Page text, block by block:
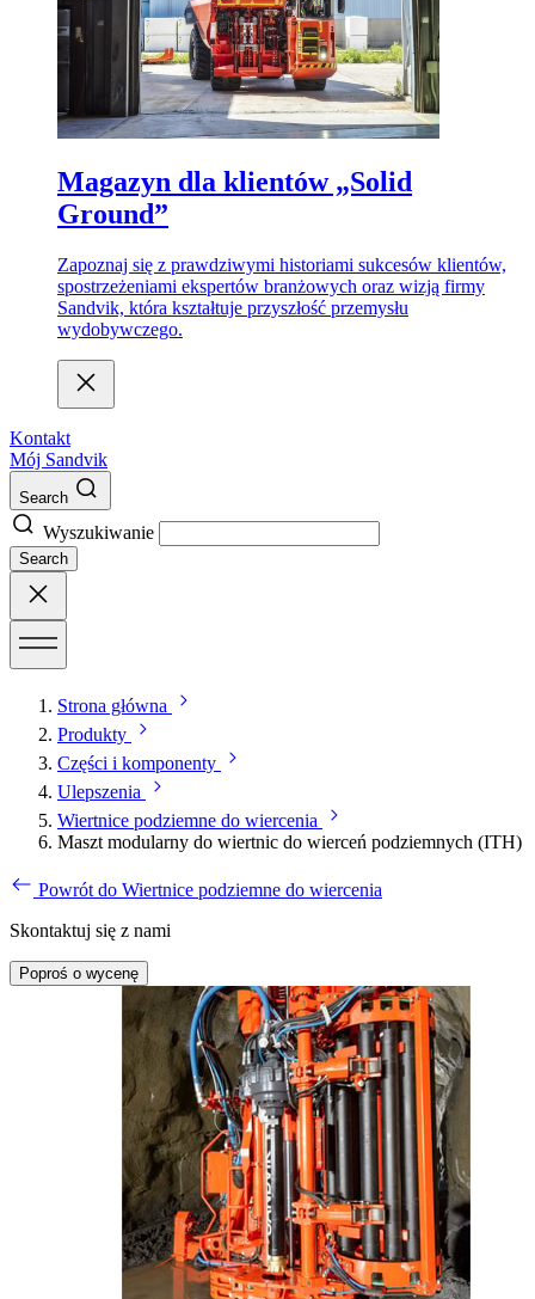
Magazyn dla klientów „Solid
Ground”
Zapoznaj się z prawdziwymi historiami sukcesów klientów,
spostrzeżeniami ekspertów branżowych oraz wizją firmy
Sandvik, która kształtuje przyszłość przemysłu
wydobywczego.
Kontakt
Mój Sandvik
Search
Wyszukiwanie
Search
Strona główna
Produkty
Części i komponenty
Ulepszenia
Wiertnice podziemne do wiercenia
Maszt modularny do wiertnic do wierceń podziemnych (ITH)
Powrót do Wiertnice podziemne do wiercenia
Skontaktuj się z nami
Poproś o wycenę